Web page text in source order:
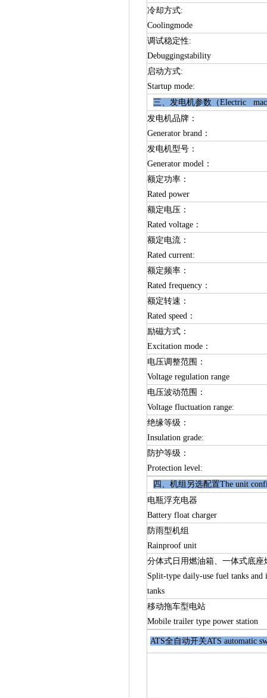
冷却方式:
Coolingmode
调试稳定性:
Debuggingstability
启动方式:
Startup mode:
三、发电机参数（Electric
发电机品牌：
Generator brand：
发电机型号：
Generator model：
额定功率：
Rated power
额定电压：
Rated voltage：
额定电流：
Rated current:
额定频率：
Rated frequency：
额定转速：
Rated speed：
励磁方式：
Excitation mode：
电压调整范围：
Voltage regulation range
电压波动范围：
Voltage fluctuation range:
绝缘等级：
Insulation grade:
防护等级：
Protection level:
四、机组另选配置The unit
电瓶浮充电器
Battery float charger
防雨型机组
Rainproof unit
分体式日用燃油箱、一体式底座
Split-type daily-use fuel tanks and
tanks
移动拖车型电站
Mobile trailer type power station
ATS全自动开关ATS automatic